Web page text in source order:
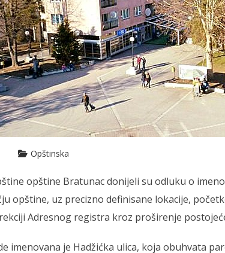
Opštinska
opštine Bratunac donijeli su odluku o
opštine, uz precizno definisane lokacije,
Adresnog registra kroz proširenje
imenovana je Hadžićka ulica, koja obuhvata